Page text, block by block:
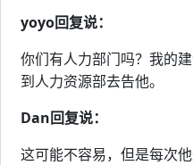
yoyo回复说：
你们有人力部门吗？我的
到人力资源部去告他。
Dan回复说：
这可能不容易，但是每次